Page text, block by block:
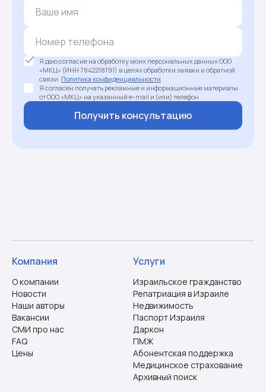
Я даю согласие на обработку моих персональных данных ООО
«МКЦ» (ИНН 7842218191) в целях обработки заявки и обратной
связи. Политика конфиденциальности
Я согласен получать рекламные и информационные материалы
от ООО «МКЦ» на указанный e-mail и (или) телефон
Получить консультацию
Компания
О компании
Новости
Наши авторы
Вакансии
СМИ про нас
FAQ
Цены
Услуги
Израильское гражданство
Репатриация в Израиле
Недвижимость
Паспорт Израиля
Даркон
ПМЖ
Абонентская поддержка
Медицинское страхование
Архивный поиск